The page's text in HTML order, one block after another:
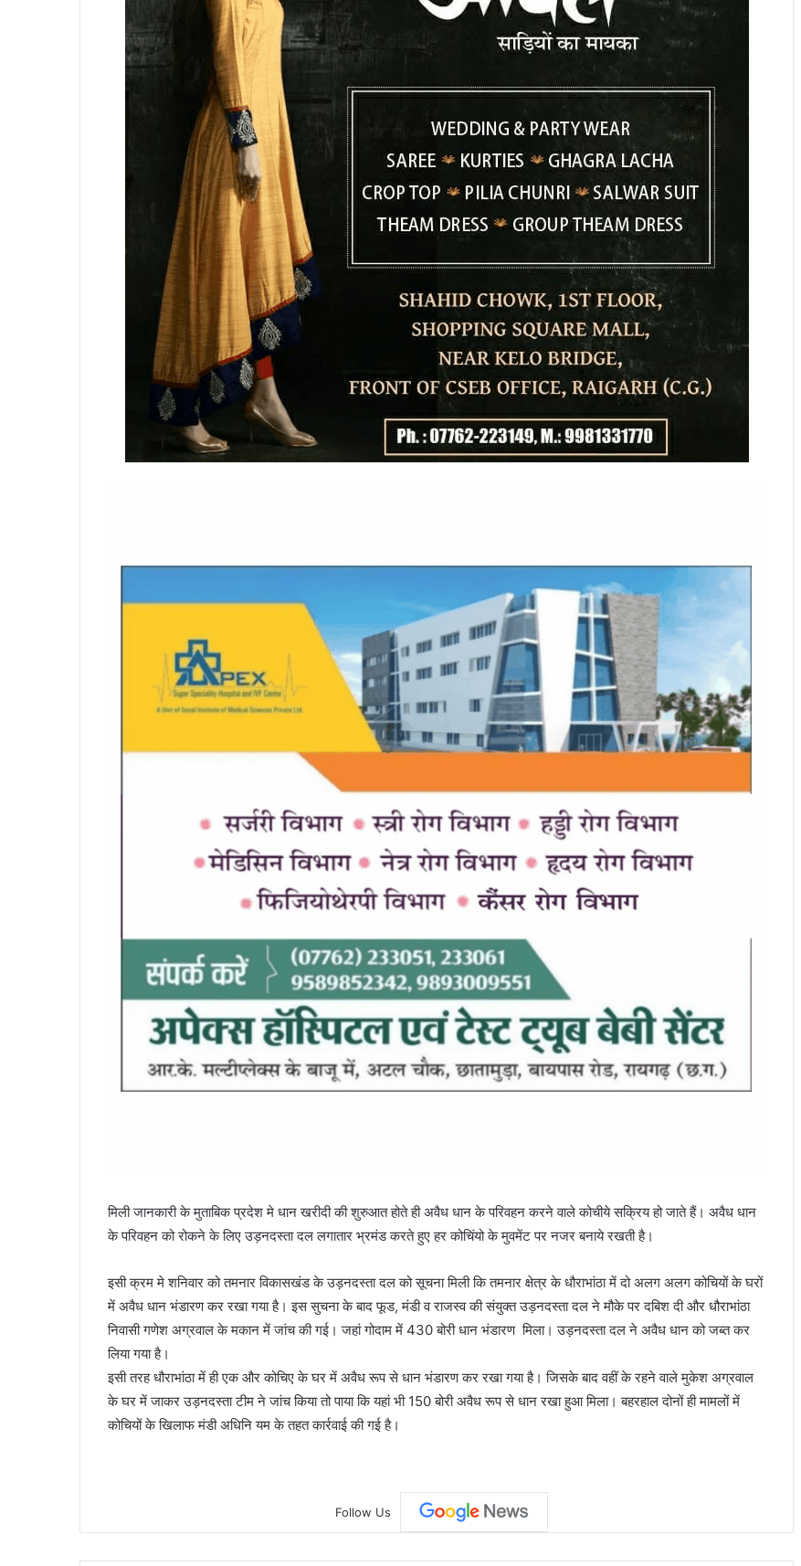
मिली जानकारी के मुताबिक प्रदेश मे धान खरीदी की शुरुआत होते ही अवैध धान के परिवहन करने वाले कोचीये सक्रिय हो जाते हैं। अवैध धान
के परिवहन को रोकने के लिए उड़नदस्ता दल लगातार भ्रमंड करते हुए हर कोचिंयो के मुवमेंट पर नजर बनाये रखती है।
इसी क्रम मे शनिवार को तमनार विकासखंड के उड़नदस्ता दल को सूचना मिली कि तमनार क्षेत्र के धौराभांठा में दो अलग अलग कोचियों के घरों
में अवैध धान भंडारण कर रखा गया है। इस सुचना के बाद फूड, मंडी व राजस्व की संयुक्त उड़नदस्ता दल ने मौके पर दबिश दी और धौराभांठा
निवासी गणेश अग्रवाल के मकान में जांच की गई। जहां गोदाम में 430 बोरी धान भंडारण मिला। उड़नदस्ता दल ने अवैध धान को जब्त कर
लिया गया है।
इसी तरह धौराभांठा में ही एक और कोचिए के घर में अवैध रूप से धान भंडारण कर रखा गया है। जिसके बाद वहीं के रहने वाले मुकेश अग्रवाल
के घर में जाकर उड़नदस्ता टीम ने जांच किया तो पाया कि यहां भी 150 बोरी अवैध रूप से धान रखा हुआ मिला। बहरहाल दोनों ही मामलों में
कोचियों के खिलाफ मंडी अधिनि यम के तहत कार्रवाई की गई है।
Follow Us